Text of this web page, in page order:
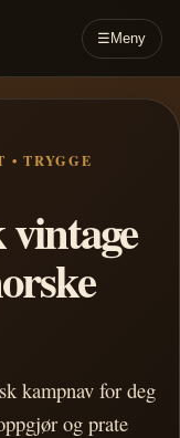
☰ Meny
• TRYGGE
kampnav for deg
og prate